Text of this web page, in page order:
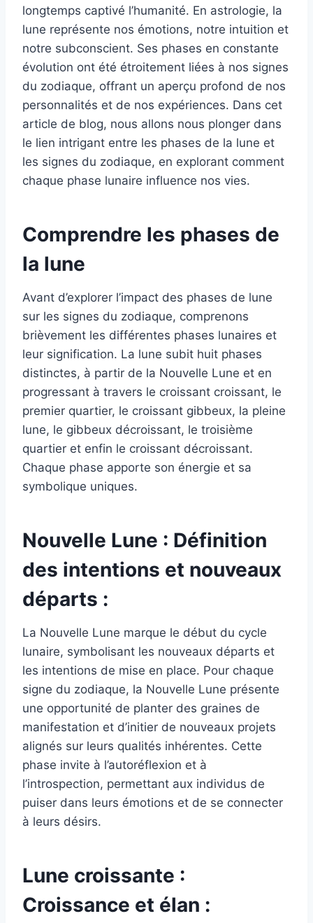
longtemps captivé l’humanité. En astrologie, la
lune représente nos émotions, notre intuition et
notre subconscient. Ses phases en constante
évolution ont été étroitement liées à nos signes
du zodiaque, offrant un aperçu profond de nos
personnalités et de nos expériences. Dans cet
article de blog, nous allons nous plonger dans
le lien intrigant entre les phases de la lune et
les signes du zodiaque, en explorant comment
chaque phase lunaire influence nos vies.
Comprendre les phases de
la lune
Avant d’explorer l’impact des phases de lune
sur les signes du zodiaque, comprenons
brièvement les différentes phases lunaires et
leur signification. La lune subit huit phases
distinctes, à partir de la Nouvelle Lune et en
progressant à travers le croissant croissant, le
premier quartier, le croissant gibbeux, la pleine
lune, le gibbeux décroissant, le troisième
quartier et enfin le croissant décroissant.
Chaque phase apporte son énergie et sa
symbolique uniques.
Nouvelle Lune : Définition
des intentions et nouveaux
départs :
La Nouvelle Lune marque le début du cycle
lunaire, symbolisant les nouveaux départs et
les intentions de mise en place. Pour chaque
signe du zodiaque, la Nouvelle Lune présente
une opportunité de planter des graines de
manifestation et d’initier de nouveaux projets
alignés sur leurs qualités inhérentes. Cette
phase invite à l’autoréflexion et à
l’introspection, permettant aux individus de
puiser dans leurs émotions et de se connecter
à leurs désirs.
Lune croissante :
Croissance et élan :